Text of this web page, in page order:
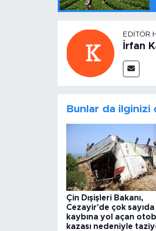
EDITÖR
İrfan
Bunlar da ilginizi
Çin Dışişleri Bakanı,
Cezayir'de çok sayıda
kaybına yol açan
kazası nedeniyle